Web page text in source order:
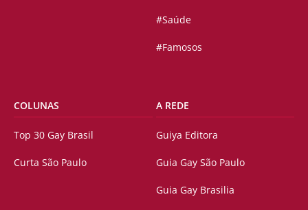
#Saúde
#Famosos
COLUNAS
Top 30 Gay Brasil
Curta São Paulo
A REDE
Guiya Editora
Guia Gay São Paulo
Guia Gay Brasilia